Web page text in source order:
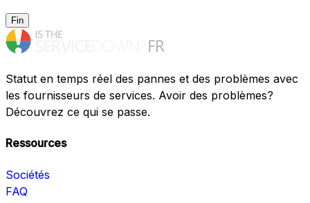
Fin
Statut en temps réel des pannes et des problèmes avec
les fournisseurs de services. Avoir des problèmes?
Découvrez ce qui se passe.
Ressources
Sociétés
FAQ